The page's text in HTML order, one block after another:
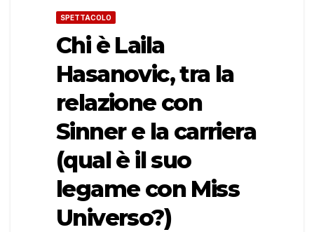
SPETTACOLO
Chi è Laila
Hasanovic, tra la
relazione con
Sinner e la carriera
(qual è il suo
legame con Miss
Universo?)